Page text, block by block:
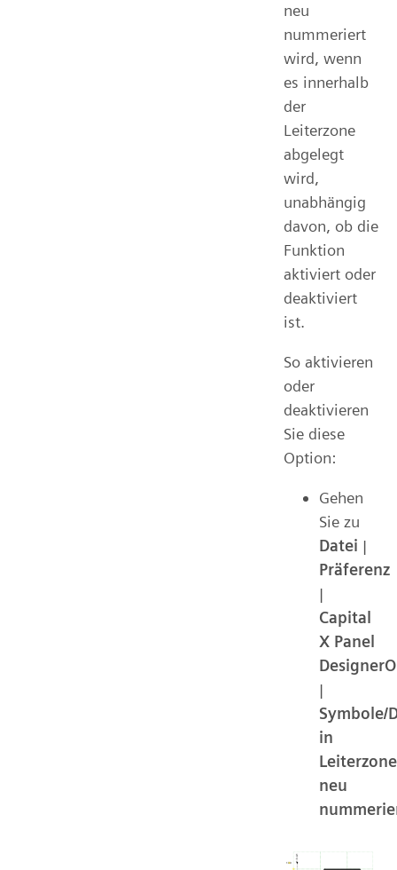
neu
nummeriert
wird, wenn
es innerhalb
der
Leiterzone
abgelegt
wird,
unabhängig
davon, ob die
Funktion
aktiviert oder
deaktiviert
ist.
So aktivieren
oder
deaktivieren
Sie diese
Option:
Gehen
Sie zu
Datei |
Präferenz
|
Capital
X Panel
|
Symbole/
in
neu